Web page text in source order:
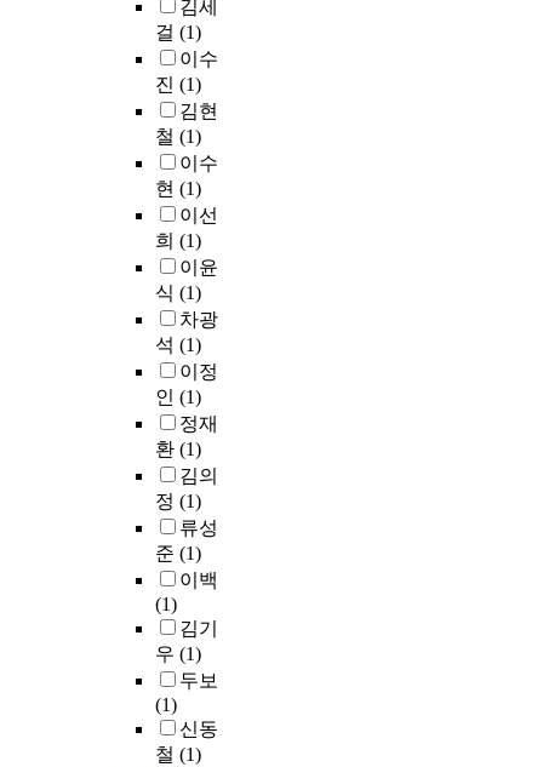
김세
걸 (1)
이수
진 (1)
김현
철 (1)
이수
현 (1)
이선
희 (1)
이윤
식 (1)
차광
석 (1)
이정
인 (1)
정재
환 (1)
김의
정 (1)
류성
준 (1)
이백
(1)
김기
우 (1)
두보
(1)
신동
철 (1)